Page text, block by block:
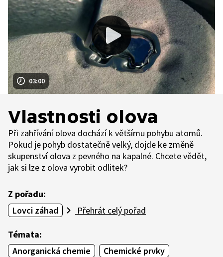
03:00
Vlastnosti olova
Při zahřívání olova dochází k většímu pohybu atomů.
Pokud je pohyb dostatečně velký, dojde ke změně
skupenství olova z pevného na kapalné. Chcete vědět,
jak si lze z olova vyrobit odlitek?
Z pořadu:
Lovci záhad
Přehrát celý pořad
Témata:
Anorganická chemie
Chemické prvky